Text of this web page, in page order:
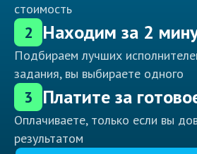
стоимость
2 Находим за 2
Подбираем лучших
задания, вы выбираете одного
3 Платите за
Оплачиваете, только если вы
результатом